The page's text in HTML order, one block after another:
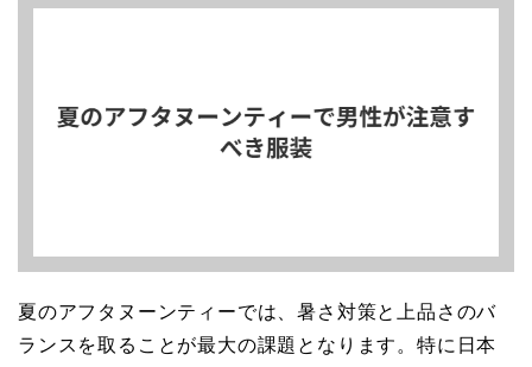
夏のアフタヌーンティーでは、暑さ対策と上品さのバ
ランスを取ることが最大の課題となります。特に日本